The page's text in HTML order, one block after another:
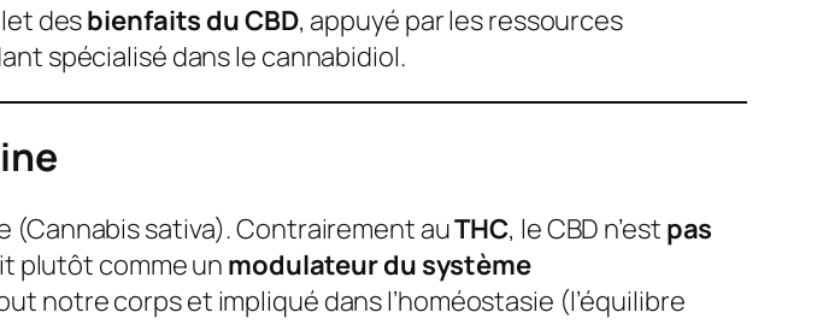
desbienfaits du CBD, appuyé par les ressources
spécialisé dans le cannabidiol.
(Cannabis sativa). Contrairement auTHC, le CBD n’est pas
plutôt comme un modulateur du système
notre corps et impliqué dans l’homéostasie (l’équilibre